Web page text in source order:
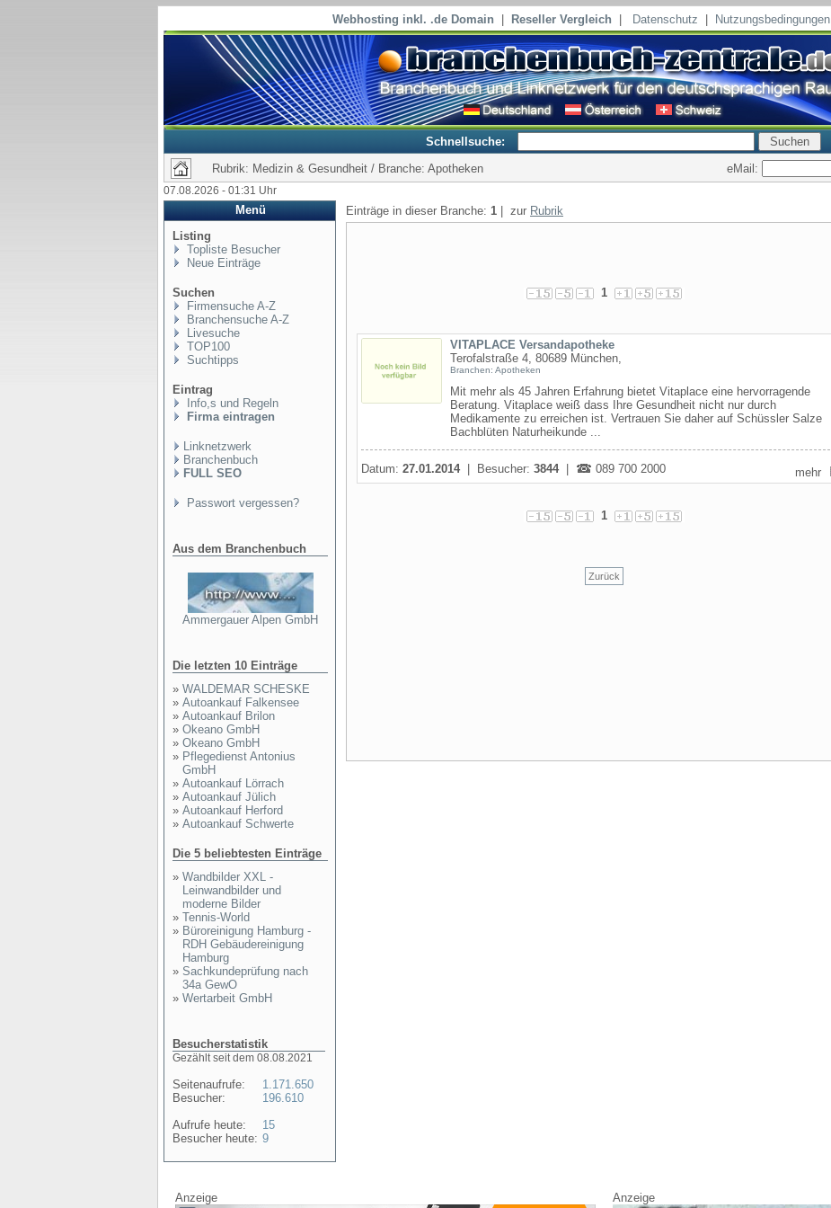
Webhosting inkl. .de Domain Reseller Vergleich Datenschutz Nutzungsbedingungen
Schnellsuche:
Rubrik: Medizin & Gesundheit / Branche: Apotheken
eMail:
07.08.2026 - 01:31 Uhr
Menü
Listing
Topliste Besucher
Neue Einträge
Suchen
Firmensuche A-Z
Branchensuche A-Z
Livesuche
TOP100
Suchtipps
Eintrag
Info,s und Regeln
Firma eintragen
Linknetzwerk
Branchenbuch
FULL SEO
Passwort vergessen?
Aus dem Branchenbuch
Ammergauer Alpen GmbH
Die letzten 10 Einträge
» WALDEMAR SCHESKE
» Autoankauf Falkensee
» Autoankauf Brilon
» Okeano GmbH
» Okeano GmbH
» Pflegedienst Antonius
GmbH
» Autoankauf Lörrach
» Autoankauf Jülich
» Autoankauf Herford
» Autoankauf Schwerte
Die 5 beliebtesten Einträge
» Wandbilder XXL -
Leinwandbilder und
moderne Bilder
» Tennis-World
» Büroreinigung Hamburg -
RDH Gebäudereinigung
Hamburg
» Sachkundeprüfung nach
34a GewO
» Wertarbeit GmbH
Besucherstatistik
Gezählt seit dem 08.08.2021
Seitenaufrufe:
Besucher:
Aufrufe heute:
Besucher heute:
1.171.650
196.610
15
9
Einträge in dieser Branche: 1 | zur Rubrik
1
VITAPLACE Versandapotheke
Terofalstraße 4, 80689 München,
Branchen: Apotheken
Mit mehr als 45 Jahren Erfahrung bietet Vitaplace eine hervorragende
Beratung. Vitaplace weiß dass Ihre Gesundheit nicht nur durch
Medikamente zu erreichen ist. Vertrauen Sie daher auf Schüssler Salze
Bachblüten Naturheikunde ...
Datum: 27.01.2014| Besucher: 3844| 089 700 2000 mehr
1
Zurück
Anzeige Anzeige